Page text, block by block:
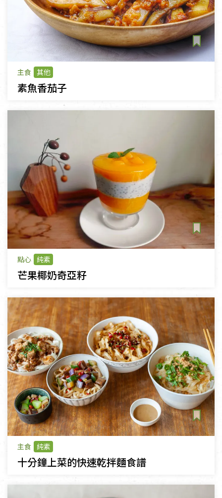
主食 其他
素魚香茄子
點心 純素
芒果椰奶奇亞籽
主食 純素
十分鐘上菜的快速乾拌麵食譜